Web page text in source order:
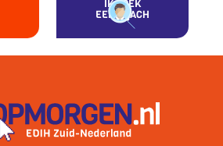
IK ZOEK
EEN COACH